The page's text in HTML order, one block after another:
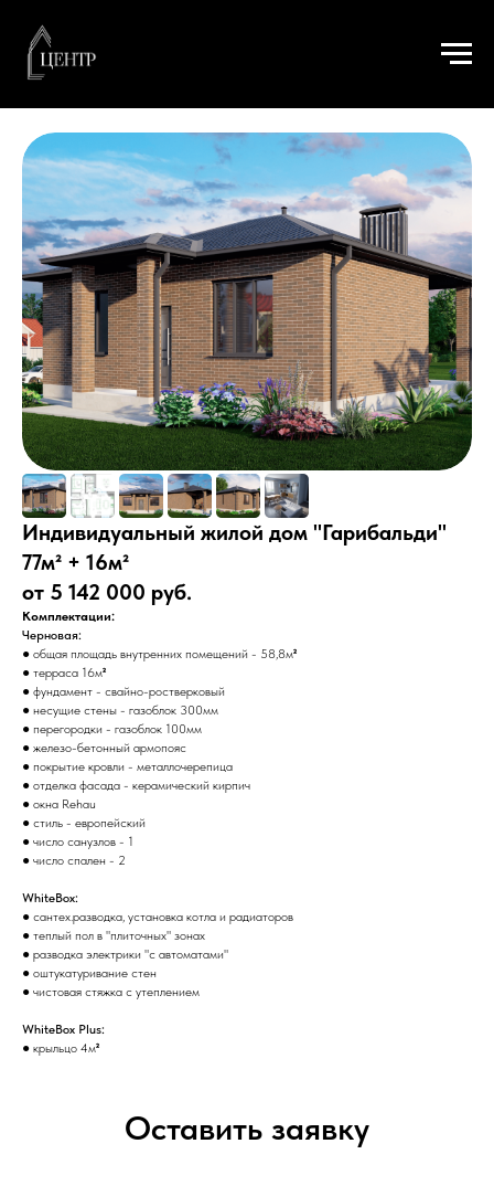
Индивидуальный жилой дом "Гарибальди"
77м² + 16м²
от 5 142 000 руб.
Комплектации:
Черновая:
● общая площадь внутренних помещений - 58,8м²
● терраса 16м²
● фундамент - свайно-ростверковый
● несущие стены - газоблок 300мм
● перегородки - газоблок 100мм
● железо-бетонный армопояс
● покрытие кровли - металлочерепица
● отделка фасада - керамический кирпич
● окна Rehau
● стиль - европейский
● число санузлов - 1
● число спален - 2
WhiteBox:
● сантех.разводка, установка котла и радиаторов
● теплый пол в "плиточных" зонах
● разводка электрики "с автоматами"
● оштукатуривание стен
● чистовая стяжка с утеплением
WhiteBox Plus:
● крыльцо 4м²
Оставить заявку